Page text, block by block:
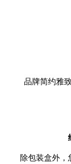
品牌简约雅
除包装盒外，